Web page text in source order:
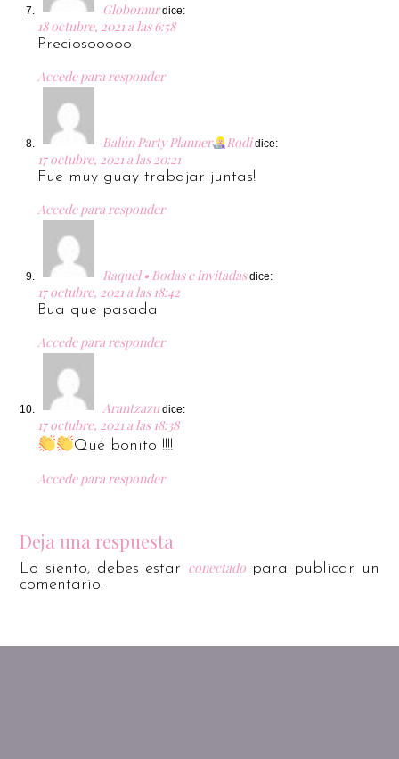
Globomur dice:
18 octubre, 2021 a las 6:58
Preciosooooo
Accede para responder
Balún Party Planner Rodi dice:
17 octubre, 2021 a las 20:21
Fue muy guay trabajar juntas!
Accede para responder
Raquel • Bodas e invitadas dice:
17 octubre, 2021 a las 18:42
Bua que pasada
Accede para responder
Arantzazu dice:
17 octubre, 2021 a las 18:38
Qué bonito !!!!
Accede para responder
Deja una respuesta
Lo siento, debes estar conectadopara publicar un
comentario.